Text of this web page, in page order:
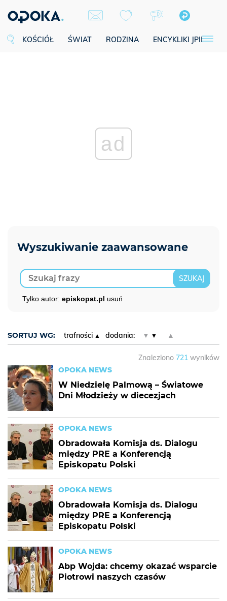
KOŚCIÓŁ ŚWIAT RODZINA ENCYKLIKI JPII
ad
Tylko autor: episkopat.pl usuń
SORTUJ WG: trafności dodania: ▼ ▲
Znaleziono 721 wyników
OPOKA NEWS
W Niedzielę Palmową – Światowe
Dni Młodzieży w diecezjach
OPOKA NEWS
Obradowała Komisja ds. Dialogu
między PRE a Konferencją
Episkopatu Polski
OPOKA NEWS
Obradowała Komisja ds. Dialogu
między PRE a Konferencją
Episkopatu Polski
OPOKA NEWS
Abp Wojda: chcemy okazać wsparcie
Piotrowi naszych czasów